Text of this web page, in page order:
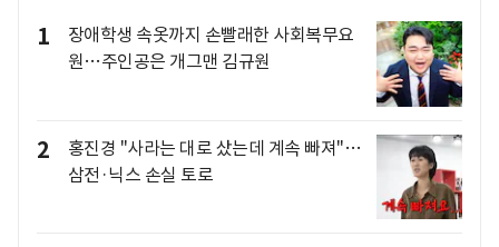
1
장애학생 속옷까지 손빨래한 사회복무요
원…주인공은 개그맨 김규원
2
홍진경 "사라는 대로 샀는데 계속 빠져"…
삼전·닉스 손실 토로